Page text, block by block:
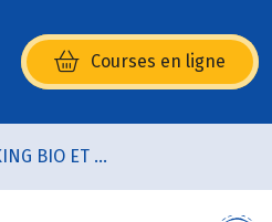
Courses en ligne
(s’ouvre dans une nouvelle
SNACKING BIO ET LOCAL